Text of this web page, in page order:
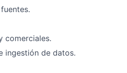
comerciales.
ingestión de datos.